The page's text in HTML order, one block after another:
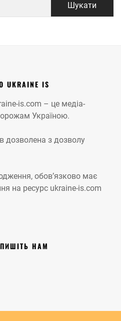
UKRAINE IS
is.com – це медіа-
Україною.
дозволена з дозволу
обов’язково має
на ресурс ukraine-is.com
НАМ